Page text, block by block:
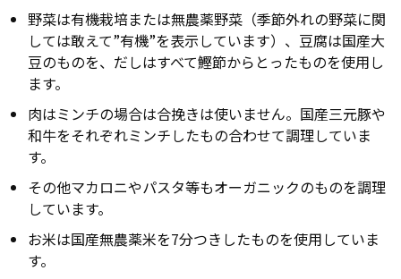
野菜は有機栽培または無農薬野菜（季節外れの野菜に関
しては敢えて”有機”を表示しています）、豆腐は国産大
豆のものを、だしはすべて鰹節からとったものを使用し
ます。
肉はミンチの場合は合挽きは使いません。国産三元豚や
和牛をそれぞれミンチしたもの合わせて調理していま
す。
その他マカロニやパスタ等もオーガニックのものを調理
しています。
お米は国産無農薬米を7分つきしたものを使用していま
す。